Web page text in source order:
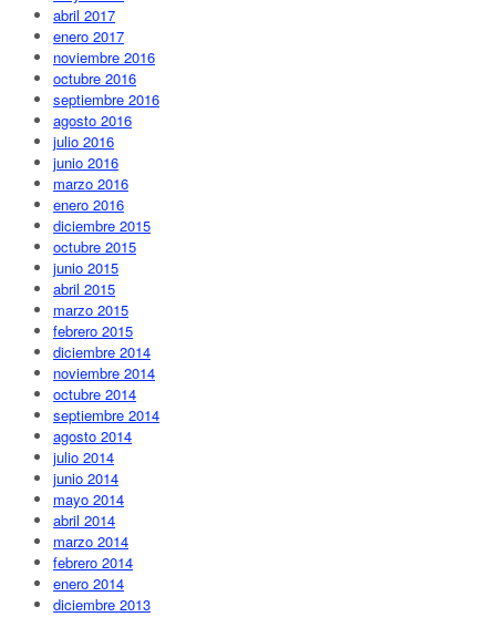
abril 2017
enero 2017
noviembre 2016
octubre 2016
septiembre 2016
agosto 2016
julio 2016
junio 2016
marzo 2016
enero 2016
diciembre 2015
octubre 2015
junio 2015
abril 2015
marzo 2015
febrero 2015
diciembre 2014
noviembre 2014
octubre 2014
septiembre 2014
agosto 2014
julio 2014
junio 2014
mayo 2014
abril 2014
marzo 2014
febrero 2014
enero 2014
diciembre 2013